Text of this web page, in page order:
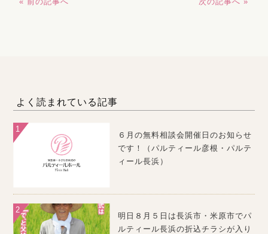
よく読まれている記事
６月の無料相談会開催日のお知らせ
です！（パルティール彦根・パルテ
ィール長浜）
明日８月５日は長浜市・米原市でパ
ルティール長浜の折込チラシが入り